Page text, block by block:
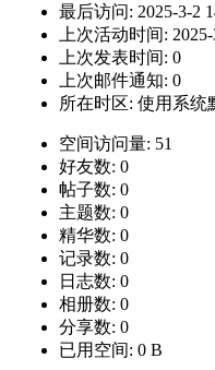
最后访问: 2025-3-2
上次活动时间: 2025-
上次发表时间: 0
上次邮件通知: 0
所在时区: 使用系统
空间访问量: 51
好友数: 0
帖子数: 0
主题数: 0
精华数: 0
记录数: 0
日志数: 0
相册数: 0
分享数: 0
已用空间: 0 B